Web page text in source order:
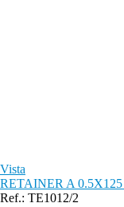
Vista
RETAINER A
Ref.: TE1012/2